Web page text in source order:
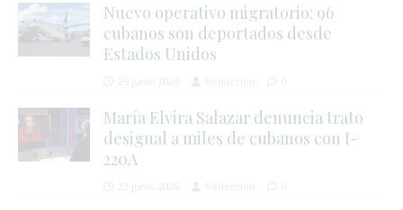
Nuevo operativo migratorio: 96
cubanos son deportados desde
Estados Unidos
María Elvira Salazar denuncia trato
desigual a miles de cubanos con I-
220A